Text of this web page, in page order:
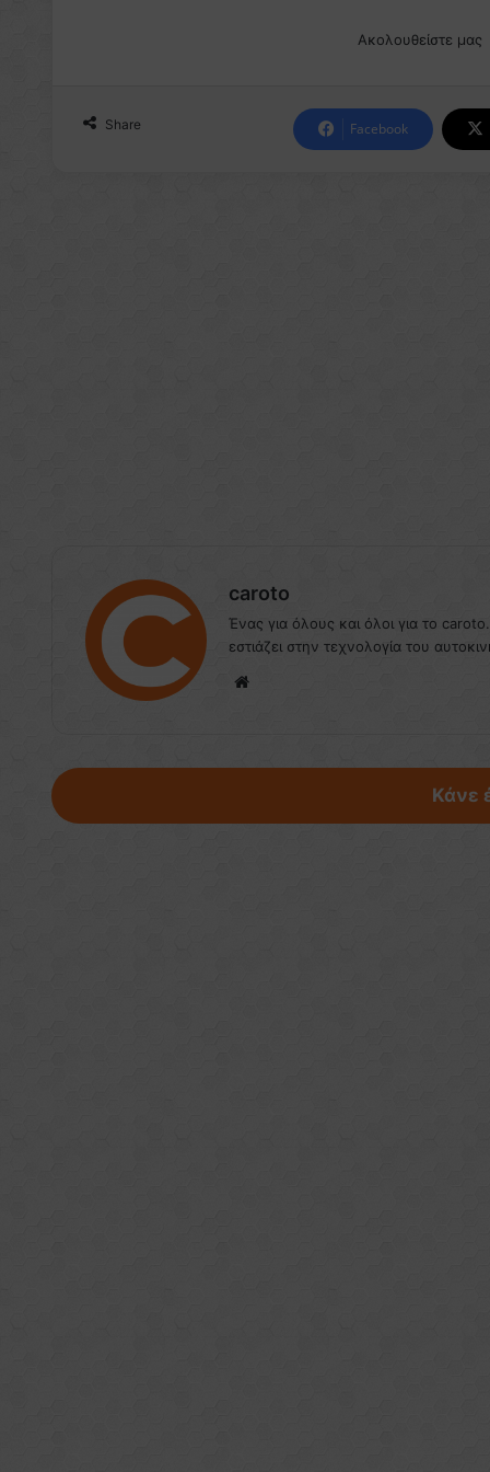
Ακολουθείστε μας
Share Facebook
caroto
Ένας για όλους και όλοι για το
εστιάζει στην τεχνολογία του
Κάνε